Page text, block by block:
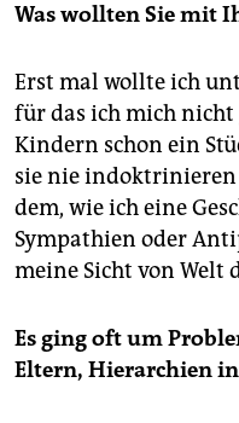
Was wollten Sie mit
Erst mal wollte ich
für das ich mich nicht
Kindern schon ein
sie nie
dem, wie ich eine
Sympathien oder
meine Sicht von Welt
Es ging oft um
Eltern, Hierarchien